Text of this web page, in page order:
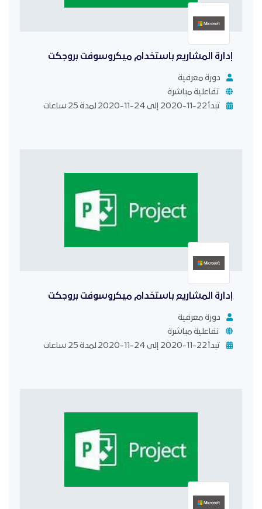
إدارة المشاريع باستخدام ميكروسوفت بروجكت
دورة معرفية
تفاعلية مباشرة
تبدأ 22-11-2020 إلى 24-11-2020 لمدة 25 ساعات
إدارة المشاريع باستخدام ميكروسوفت بروجكت
دورة معرفية
تفاعلية مباشرة
تبدأ 22-11-2020 إلى 24-11-2020 لمدة 25 ساعات